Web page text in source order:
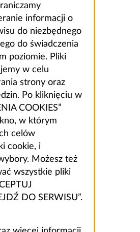
informacji o
do niezbędnego
do świadczenia
poziomie. Pliki
w celu
strony oraz
Po kliknięciu w
COOKIES”
w którym
celów
cookie, i
Możesz też
wszystkie pliki
DO SERWISU”.